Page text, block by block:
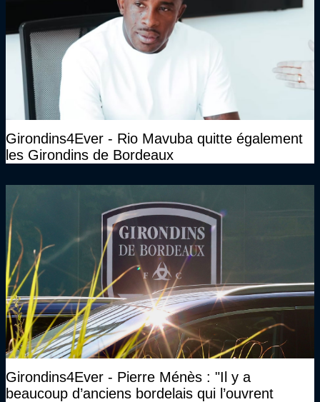
Girondins4Ever - Rio Mavuba quitte également
les Girondins de Bordeaux
Girondins4Ever - Pierre Ménès : "Il y a
beaucoup d’anciens bordelais qui l’ouvrent